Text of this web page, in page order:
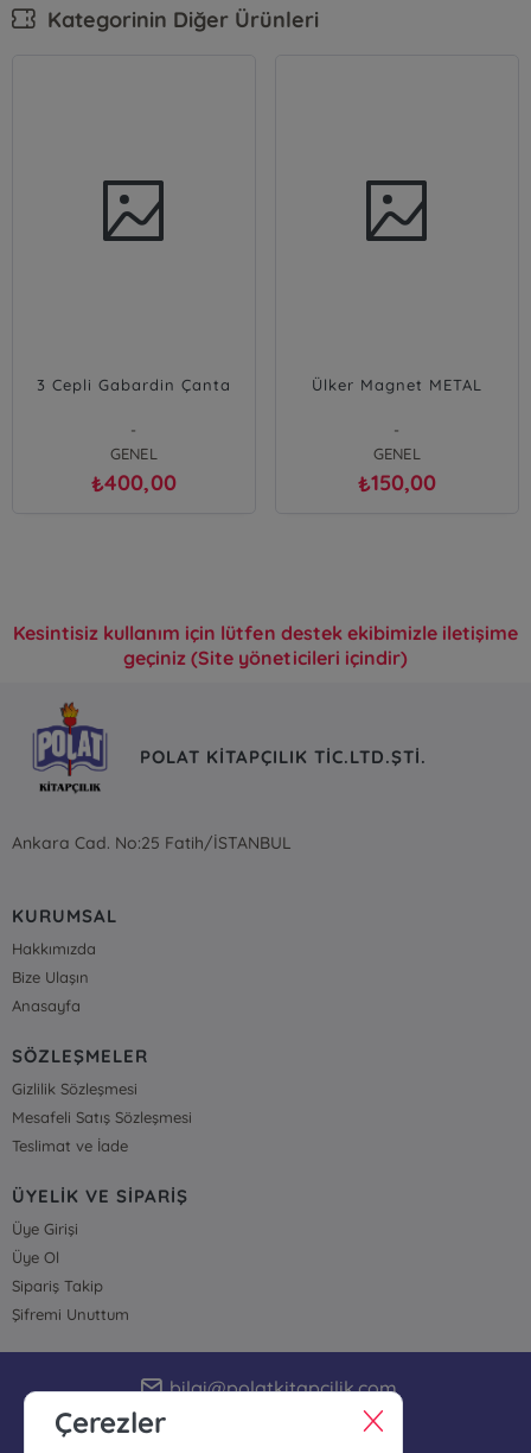
Kategorinin Diğer Ürünleri
3 Cepli Gabardin Çanta
-
GENEL
₺400,00
Ülker Magnet METAL
-
GENEL
₺150,00
Kesintisiz kullanım için lütfen destek ekibimizle iletişime
geçiniz (Site yöneticileri içindir)
POLAT KİTAPÇILIK TİC.LTD.ŞTİ.
Ankara Cad. No:25 Fatih/İSTANBUL
KURUMSAL
Hakkımızda
Bize Ulaşın
Anasayfa
SÖZLEŞMELER
Gizlilik Sözleşmesi
Mesafeli Satış Sözleşmesi
Teslimat ve İade
ÜYELİK VE SİPARİŞ
Üye Girişi
Üye Ol
Sipariş Takip
Şifremi Unuttum
bilgi@polatkitapcilik.com
Çerezler